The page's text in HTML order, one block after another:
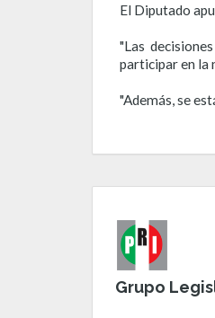
El Diputado
"Las
participar en la
"Además, se
Grupo